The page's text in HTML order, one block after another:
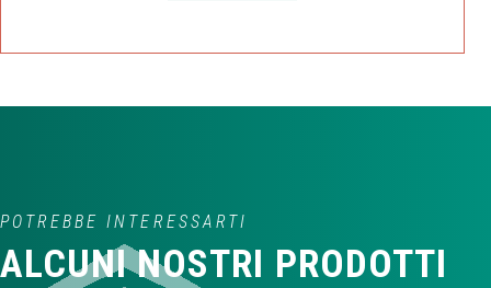
POTREBBE INTERESSARTI
ALCUNI NOSTRI PRODOTTI